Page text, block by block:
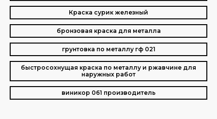
Краска сурик железный
бронзовая краска для металла
грунтовка по металлу гф 021
быстросохнущая краска по металлу и ржавчине для
наружных работ
виникор 061 производитель